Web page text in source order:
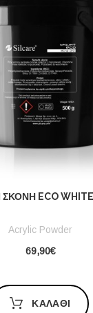
ECO
Acrylic Powder
69,90€
ΚΑΛΆΘΙ